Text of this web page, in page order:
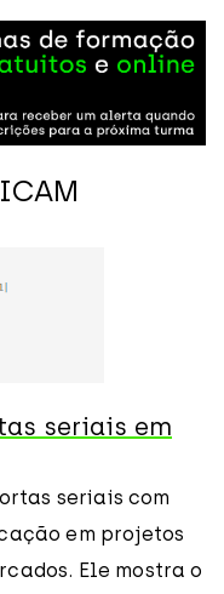
seriais em
seriais com
em projetos
Ele mostra o